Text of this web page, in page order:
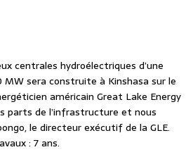
centrales hydroélectriques d’une
sera construite à Kinshasa sur le
américain Great Lake Energy
parts de l’infrastructure et nous
le directeur exécutif de la GLE.
: 7 ans.